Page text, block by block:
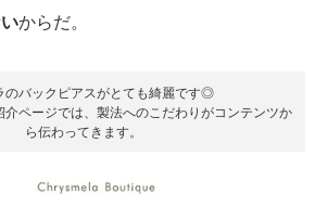
からだ。
のバックピアスがとても綺麗です◎
介ページでは、製法へのこだわりがコンテンツか
ら伝わってきます。